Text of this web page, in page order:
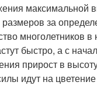
максимальной
за
многолетников в
быстро, а с
прирост в
идут на